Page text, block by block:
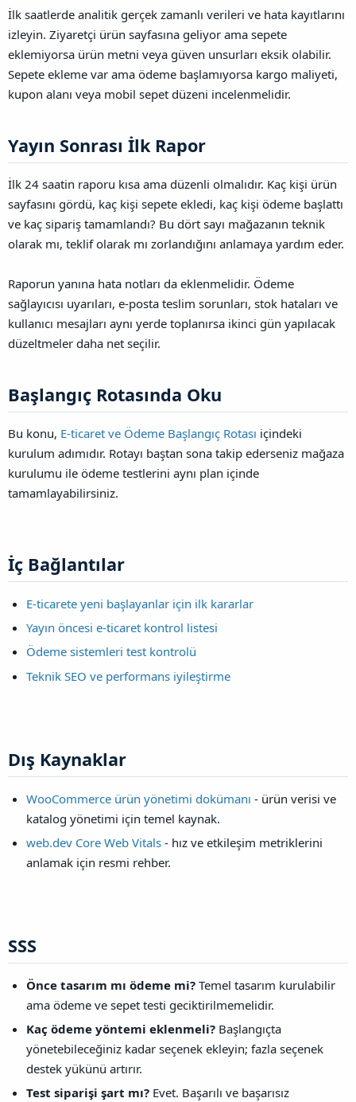
İlk saatlerde analitik gerçek zamanlı verileri ve hata kayıtlarını
izleyin. Ziyaretçi ürün sayfasına geliyor ama sepete
eklemiyorsa ürün metni veya güven unsurları eksik olabilir.
Sepete ekleme var ama ödeme başlamıyorsa kargo maliyeti,
kupon alanı veya mobil sepet düzeni incelenmelidir.
Yayın Sonrası İlk Rapor​
İlk 24 saatin raporu kısa ama düzenli olmalıdır. Kaç kişi ürün
sayfasını gördü, kaç kişi sepete ekledi, kaç kişi ödeme başlattı
ve kaç sipariş tamamlandı? Bu dört sayı mağazanın teknik
olarak mı, teklif olarak mı zorlandığını anlamaya yardım eder.
Raporun yanına hata notları da eklenmelidir. Ödeme
sağlayıcısı uyarıları, e-posta teslim sorunları, stok hataları ve
kullanıcı mesajları aynı yerde toplanırsa ikinci gün yapılacak
düzeltmeler daha net seçilir.
Başlangıç Rotasında Oku​
Bu konu, E-ticaret ve Ödeme Başlangıç Rotası içindeki
kurulum adımıdır. Rotayı baştan sona takip ederseniz mağaza
kurulumu ile ödeme testlerini aynı plan içinde
tamamlayabilirsiniz.
İç Bağlantılar​
E-ticarete yeni başlayanlar için ilk kararlar
Yayın öncesi e-ticaret kontrol listesi
Ödeme sistemleri test kontrolü
Teknik SEO ve performans iyileştirme
Dış Kaynaklar​
WooCommerce ürün yönetimi dokümanı - ürün verisi ve
katalog yönetimi için temel kaynak.
web.dev Core Web Vitals - hız ve etkileşim metriklerini
anlamak için resmi rehber.
SSS​
Önce tasarım mı ödeme mi? Temel tasarım kurulabilir
ama ödeme ve sepet testi geciktirilmemelidir.
Kaç ödeme yöntemi eklenmeli? Başlangıçta
yönetebileceğiniz kadar seçenek ekleyin; fazla seçenek
destek yükünü artırır.
Test siparişi şart mı? Evet. Başarılı ve başarısız